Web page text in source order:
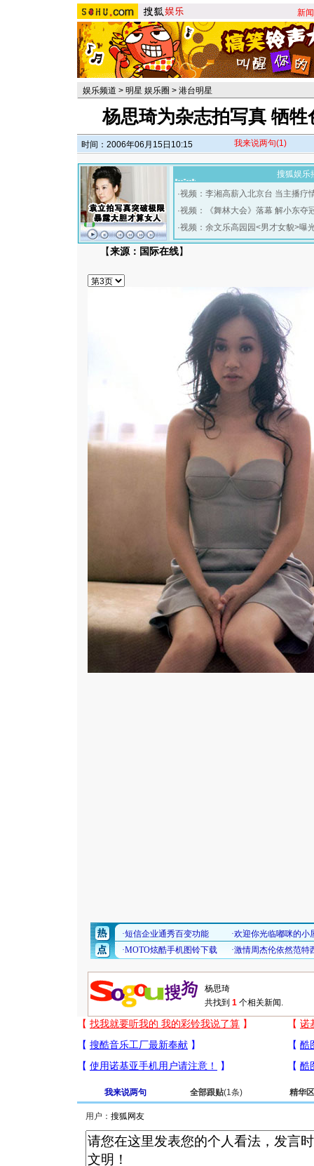
新闻
娱乐频道 > 明星 娱乐圈 > 港台明星
杨思琦为杂志拍写真 牺
时间：2006年06月15日10:15 我来说两句(1)
搜狐娱乐
·视频：李湘高薪入北京台 当主播疗
·视频：《舞林大会》落幕 解小东夺
·视频：余文乐高园园<男才女貌>曝
【来源：国际在线】
共找到 1 个相关新闻.
我来说两句 全部跟贴(1条) 精华区
用户：